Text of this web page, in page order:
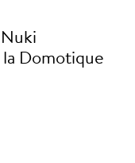
Domotique